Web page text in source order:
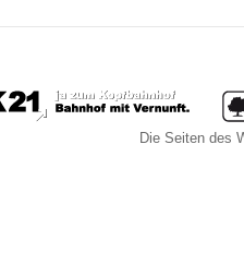
Die Seiten des